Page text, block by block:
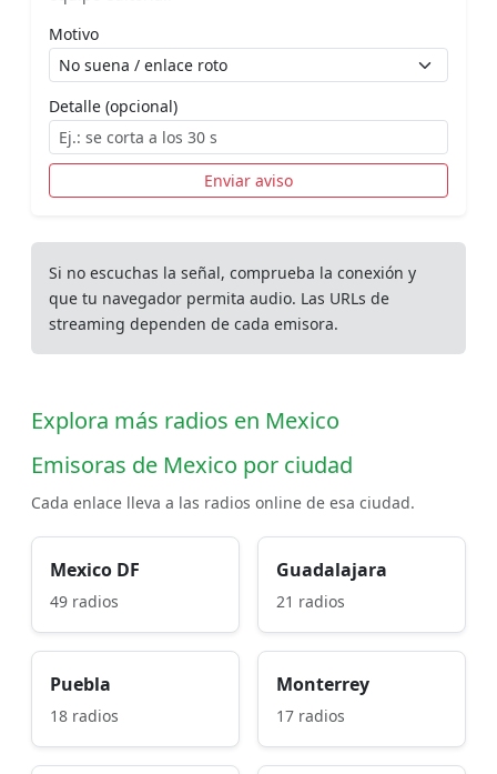
Motivo
Detalle (opcional)
Enviar aviso
Si no escuchas la señal, comprueba la conexión y
que tu navegador permita audio. Las URLs de
streaming dependen de cada emisora.
Explora más radios en Mexico
Emisoras de Mexico por ciudad
Cada enlace lleva a las radios online de esa ciudad.
Mexico DF
49 radios
Guadalajara
21 radios
Puebla
18 radios
Monterrey
17 radios